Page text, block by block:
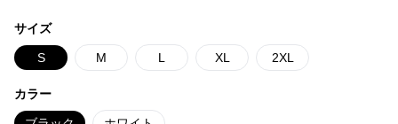
サイズ
S M L XL 2XL
カラー